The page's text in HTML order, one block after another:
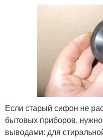
Если старый сифон не
бытовых приборов,
выводами: для